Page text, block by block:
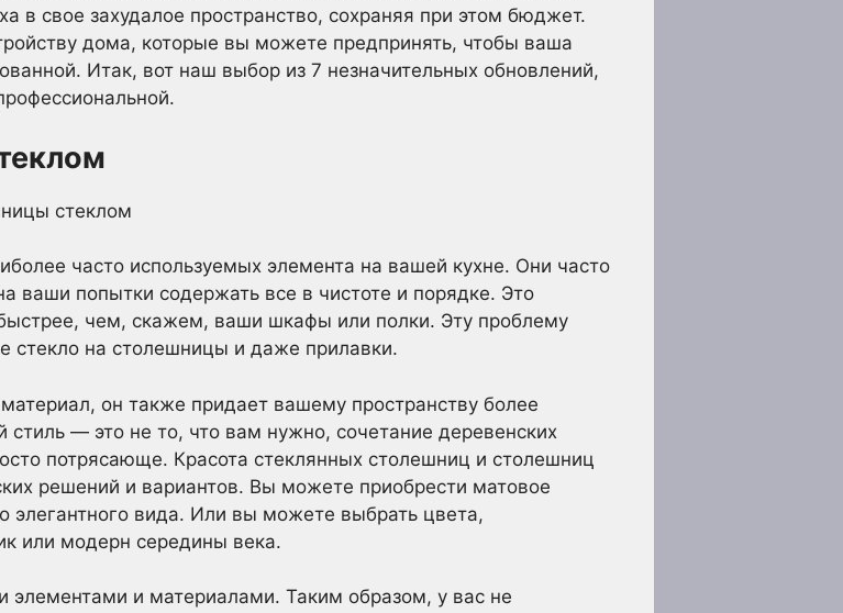
в свое захудалое пространство, сохраняя при этом бюджет.
дома, которые вы можете предпринять, чтобы ваша
Итак, вот наш выбор из 7 незначительных обновлений,
часто используемых элемента на вашей кухне. Они часто
ваши попытки содержать все в чистоте и порядке. Это
чем, скажем, ваши шкафы или полки. Эту проблему
стекло на столешницы и даже прилавки.
он также придает вашему пространству более
— это не то, что вам нужно, сочетание деревенских
потрясающе. Красота стеклянных столешниц и столешниц
решений и вариантов. Вы можете приобрести матовое
элегантного вида. Или вы можете выбрать цвета,
или модерн середины века.
элементами и материалами. Таким образом, у вас не